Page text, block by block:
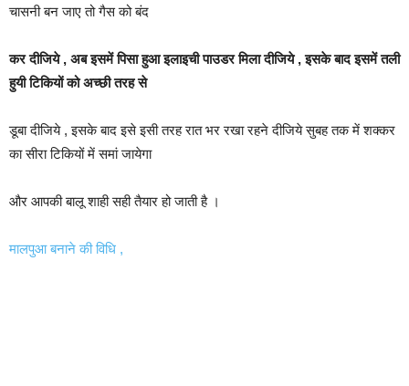
चासनी बन जाए तो गैस को बंद
कर दीजिये , अब इसमें पिसा हुआ इलाइची पाउडर मिला दीजिये , इसके बाद इसमें तली
हुयी टिकियों को अच्छी तरह से
डूबा दीजिये , इसके बाद इसे इसी तरह रात भर रखा रहने दीजिये सुबह तक में शक्कर
का सीरा टिकियों में समां जायेगा
और आपकी बालू शाही सही तैयार हो जाती है ।
मालपुआ बनाने की विधि ,